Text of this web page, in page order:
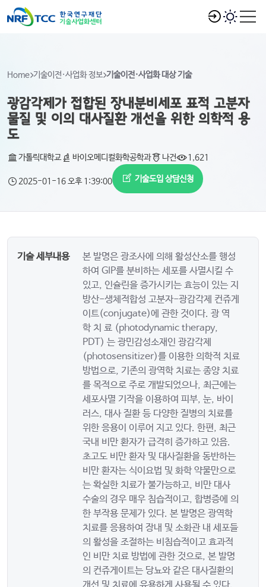
Home 기술이전·사업화 정보 기술이전·사업화 대상 기술
광감각제가 접합된 장내분비세포 표적 고분자
물질 및 이의 대사질환 개선을 위한 의학적 용
도
가톨릭대학교 바이오메디컬화학공학과 나건 1,621
2025-01-16 오후 1:39:00 기술도입 상담신청
기술 세부내용
본 발명은 광조사에 의해 활성산소를 행성
하여 GIP를 분비하는 세포를 사멸시킬 수
있고, 인슐린을 증가시키는 효능이 있는 지
방산-생체적합성 고분자-광감각제 컨쥬게
이트(conjugate)에 관한 것이다. 광 역
학 치 료 (photodynamic therapy,
PDT) 는 광민감성소재인 광감각제
(photosensitizer)를 이용한 의학적 치료
방법으로, 기존의 광역학 치료는 종양 치료
를 목적으로 주로 개발되었으나, 최근에는
세포사멸 기작을 이용하여 피부, 눈, 바이
러스, 대사 질환 등 다양한 질병의 치료를
위한 응용이 이루어 지고 있다. 한편, 최근
국내 비만 환자가 급격히 증가하고 있음.
초고도 비만 환자 및 대사질환을 동반하는
비만 환자는 식이요법 및 화학 약물만으로
는 확실한 치료가 불가능하고, 비만 대사
수술의 경우 매우 침습적이고, 합병증에 의
한 부작용 문제가 있다. 본 발명은 광역학
치료를 응용하여 장내 및 소화관 내 세포들
의 활성을 조절하는 비침습적이고 효과적
인 비만 치료 방법에 관한 것으로, 본 발명
의 컨쥬게이트는 당뇨와 같은 대사질환의